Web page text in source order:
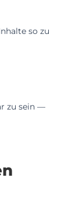
so zu
zu sein —